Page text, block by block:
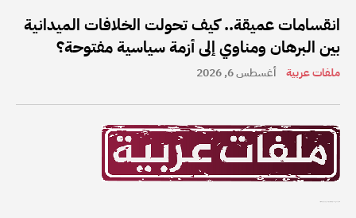
انقسامات عميقة.. كيف تحولت الخلافات الميدانية
بين البرهان ومناوي إلى أزمة سياسية مفتوحة؟
ملفات عربية أغسطس 6, 2026